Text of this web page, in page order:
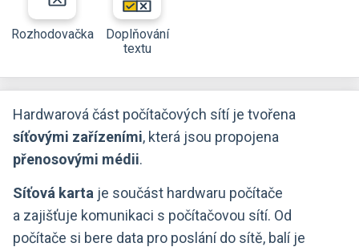
Rozhodovačka
Doplňování
textu
Hardwarová část počítačových sítí je tvořena
síťovými zařízeními, která jsou propojena
přenosovými médii.
Síťová karta je součást hardwaru počítače
a zajišťuje komunikaci s počítačovou sítí. Od
počítače si bere data pro poslání do sítě, balí je